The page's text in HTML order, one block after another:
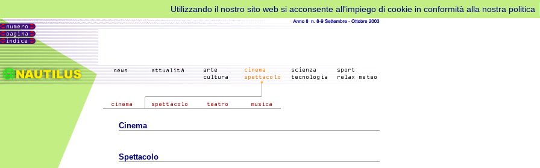
Utilizzando il nostro sito web si acconsente all'impiego di cookie in conformità alla nostra politica
Cinema
Spettacolo